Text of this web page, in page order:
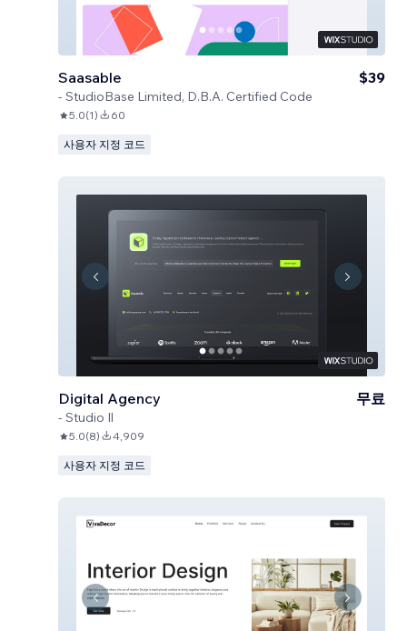
Saasable
- StudioBase Limited, D.B.A. Certified Code
$39
5.0(1) 60
사용자 지정 코드
Digital Agency
- Studio Il
무료
5.0(8) 4,909
사용자 지정 코드